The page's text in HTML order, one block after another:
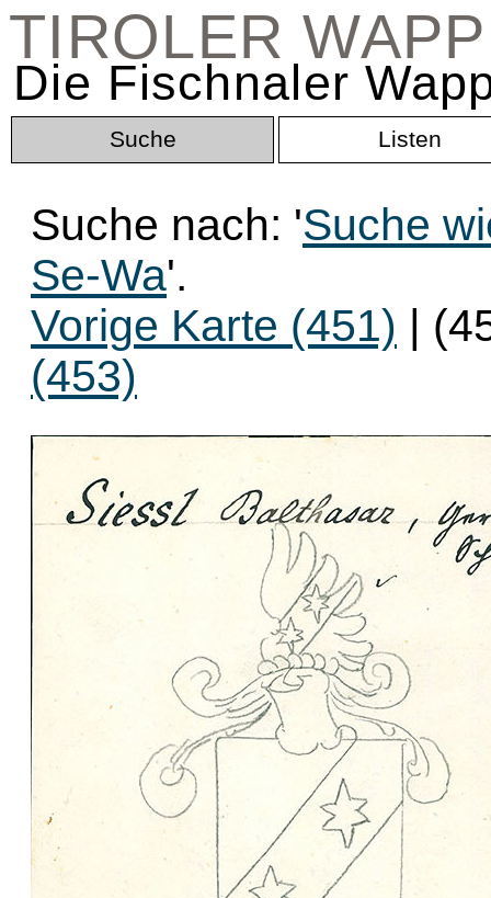
TIROLER
Die Fischnaler
Suche Listen
Suche nach: 'Suche
Se-Wa'.
Vorige Karte (451) |
(453)